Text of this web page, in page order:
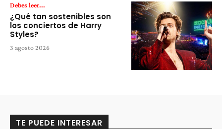
Debes leer...
¿Qué tan sostenibles son
los conciertos de Harry
Styles?
3 agosto 2026
TE PUEDE INTERESAR